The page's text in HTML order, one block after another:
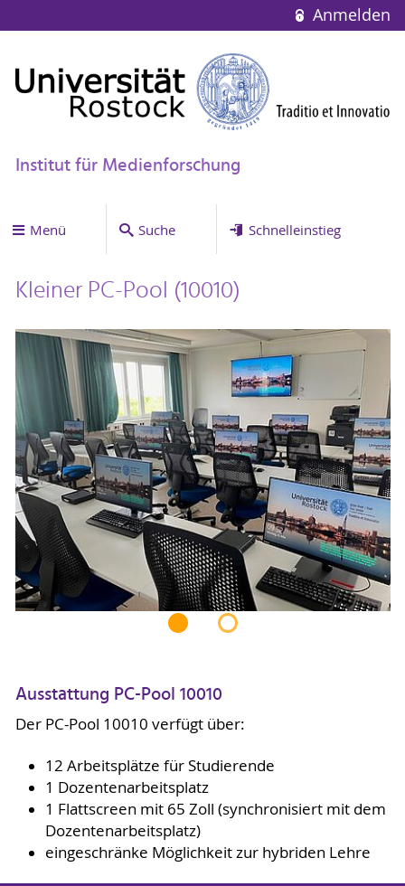
Anmelden
Institut für Medienforschung
Menü Suche Schnelleinstieg
Kleiner PC-Pool (10010)
Ausstattung PC-Pool 10010
Der PC-Pool 10010 verfügt über:
12 Arbeitsplätze für Studierende
1 Dozentenarbeitsplatz
1 Flattscreen mit 65 Zoll (synchronisiert mit dem
Dozentenarbeitsplatz)
eingeschränke Möglichkeit zur hybriden Lehre